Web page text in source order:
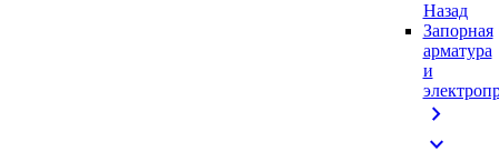
Назад
Запорная
арматура
и
chevron_right
expand_more